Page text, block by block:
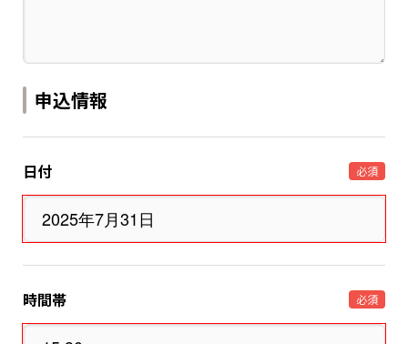
申込情報
日付 必須
時間帯 必須